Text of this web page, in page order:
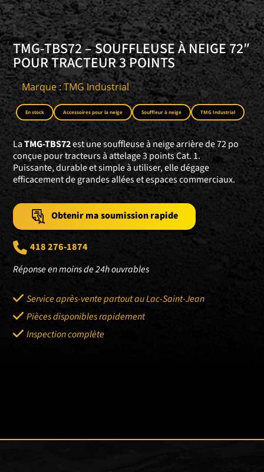
TMG-TBS72 – SOUFFLEUSE À NEIGE 72″
POUR TRACTEUR 3 POINTS
Marque : TMG Industrial
En stock Accessoires pour la neige Souffleur à neige TMG Industrial
LaTMG-TBS72est une souffleuse à neige arrière de 72 po
conçue pour tracteurs à attelage 3 points Cat. 1.
Puissante, durable et simple à utiliser, elle dégage
efficacement de grandes allées et espaces commerciaux.
Obtenir ma soumission rapide
418 276-1874
Réponse en moins de 24h ouvrables
Service après-vente partout au Lac-Saint-Jean
Pièces disponibles rapidement
Inspection complète